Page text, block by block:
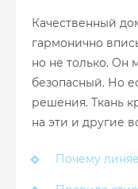
Качественный
гармонично
но не только. Он
безопасный. Но
решения. Ткань
на эти и другие
Почему